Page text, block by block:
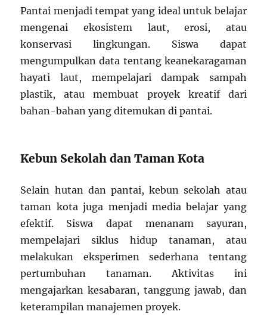
Pantai menjadi tempat yang ideal untuk belajar
mengenai ekosistem laut, erosi, atau
konservasi lingkungan. Siswa dapat
mengumpulkan data tentang keanekaragaman
hayati laut, mempelajari dampak sampah
plastik, atau membuat proyek kreatif dari
bahan-bahan yang ditemukan di pantai.
Kebun Sekolah dan Taman Kota
Selain hutan dan pantai, kebun sekolah atau
taman kota juga menjadi media belajar yang
efektif. Siswa dapat menanam sayuran,
mempelajari siklus hidup tanaman, atau
melakukan eksperimen sederhana tentang
pertumbuhan tanaman. Aktivitas ini
mengajarkan kesabaran, tanggung jawab, dan
keterampilan manajemen proyek.